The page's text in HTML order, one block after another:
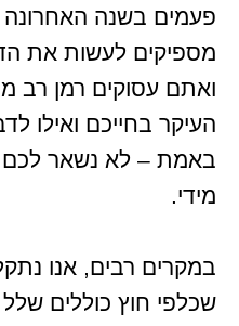
פעמים בשנה
מספיקים לעשות את
ואתם עסוקים רמן רב
העיקר בחייכם ואילו
באמת – לא נשאר לכם
מידי.
במקרים רבים, אנו
שכלפי חוץ כוללים